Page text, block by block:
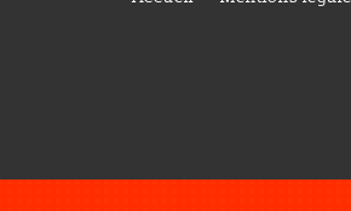
Menuiserie extérieure à Crest